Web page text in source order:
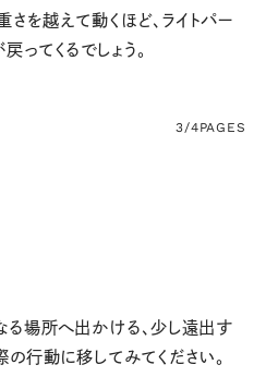
さを越えて動くほど、ライトパー
てくるでしょう。
3/4PAGES
る場所へ出かける、少し遠出す
行動に移してみてください。